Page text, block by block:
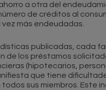
a otra del
de créditos al
más endeudadas.
publicadas, cada
de los préstamos
(hipotecarios,
que tiene
todos sus miembros. Este